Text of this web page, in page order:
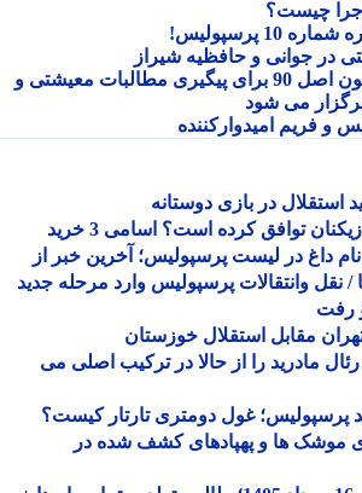
چیست؟
جوانی و حافظیه شیراز
نشست ویژه کمیسیون اصل 90 برای پیگیری مطالبات معیشتی و
می شود
امیدوارکننده
در بازی دوستانه
پرسپولیس با کدام بازیکنان توافق کرده است؟ اسامی 3 خرید
داغ در لیست پرسپولیس؛ آخرین خبر از
وانتقالات پرسپولیس وارد مرحله جدید
مقابل استقلال خوزستان
را از حالا در ترکیب اصلی می
غول دومتری تارتار کیست؟
موشک ها و پهپادهای کشف شده در